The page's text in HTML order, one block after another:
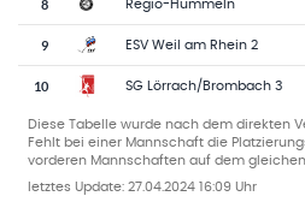
8 Regio-Hummeln
9 ESV Weil am Rhein 2
10 SG Lörrach/Brombach 3
Diese Tabelle wurde nach dem direkten
Fehlt bei einer Mannschaft die
vorderen Mannschaften auf dem gleichen
letztes Update: 27.04.2024 16:09 Uhr